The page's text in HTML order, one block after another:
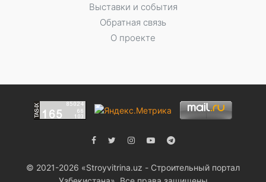
Выставки и события
Обратная связь
О проекте
© 2021-2026 «Stroyvitrina.uz - Строительный портал